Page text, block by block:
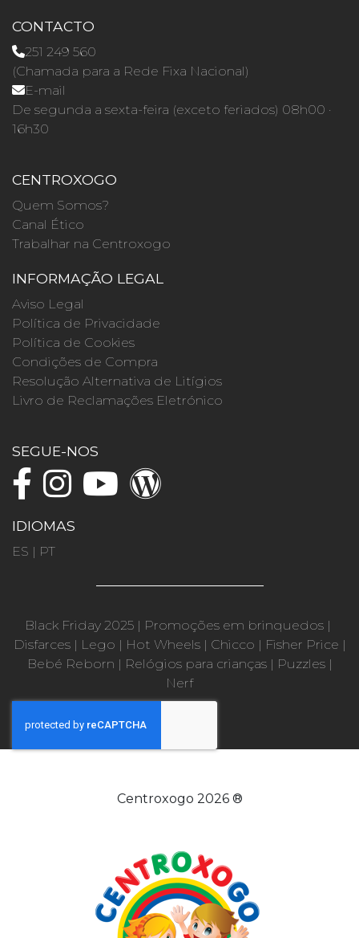
CONTACTO
251 249 560
(Chamada para a Rede Fixa Nacional)
E-mail
De segunda a sexta-feira (exceto feriados) 08h00 ·
16h30
CENTROXOGO
Quem Somos?
Canal Ético
Trabalhar na Centroxogo
INFORMAÇÃO LEGAL
Aviso Legal
Política de Privacidade
Política de Cookies
Condições de Compra
Resolução Alternativa de Litígios
Livro de Reclamações Eletrónico
SEGUE-NOS
IDIOMAS
ES | PT
Black Friday 2025 | Promoções em brinquedos |
Disfarces| Lego | Hot Wheels| Chicco | Fisher Price |
Bebé Reborn | Relógios para crianças| Puzzles|
Nerf
Centroxogo 2026 ®